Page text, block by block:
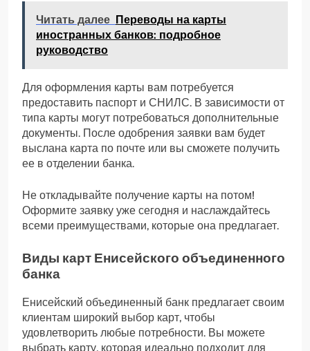
Читать далее Переводы на карты
иностранных банков: подробное
руководство
Для оформления карты вам потребуется
предоставить паспорт и СНИЛС. В зависимости от
типа карты могут потребоваться дополнительные
документы. После одобрения заявки вам будет
выслана карта по почте или вы сможете получить
ее в отделении банка.
Не откладывайте получение карты на потом!
Оформите заявку уже сегодня и наслаждайтесь
всеми преимуществами, которые она предлагает.
Виды карт Енисейского объединенного
банка
Енисейский объединенный банк предлагает своим
клиентам широкий выбор карт, чтобы
удовлетворить любые потребности. Вы можете
выбрать карту, которая идеально подходит для